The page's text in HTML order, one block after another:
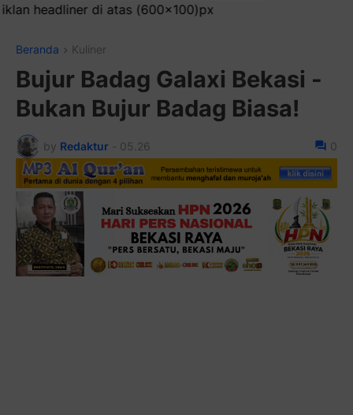
Beranda Kuliner
Bujur Badag Galaxi Bekasi -
Bukan Bujur Badag Biasa!
by Redaktur - 05.26 0